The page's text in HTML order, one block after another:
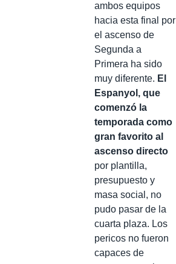
ambos equipos
hacia esta final por
el ascenso de
Segunda a
Primera ha sido
muy diferente. El
Espanyol, que
comenzó la
temporada como
gran favorito al
ascenso directo
por plantilla,
presupuesto y
masa social, no
pudo pasar de la
cuarta plaza. Los
pericos no fueron
capaces de